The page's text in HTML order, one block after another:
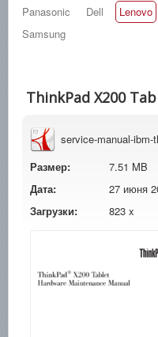
СПРАВОЧНИКИ
ПОИСК
Panasonic
Dell Lenovo
Samsung
ThinkPad X200
service-manual-ibm-
Размер:
7.51 MB
Дата:
27 июня
Загрузки:
823 x